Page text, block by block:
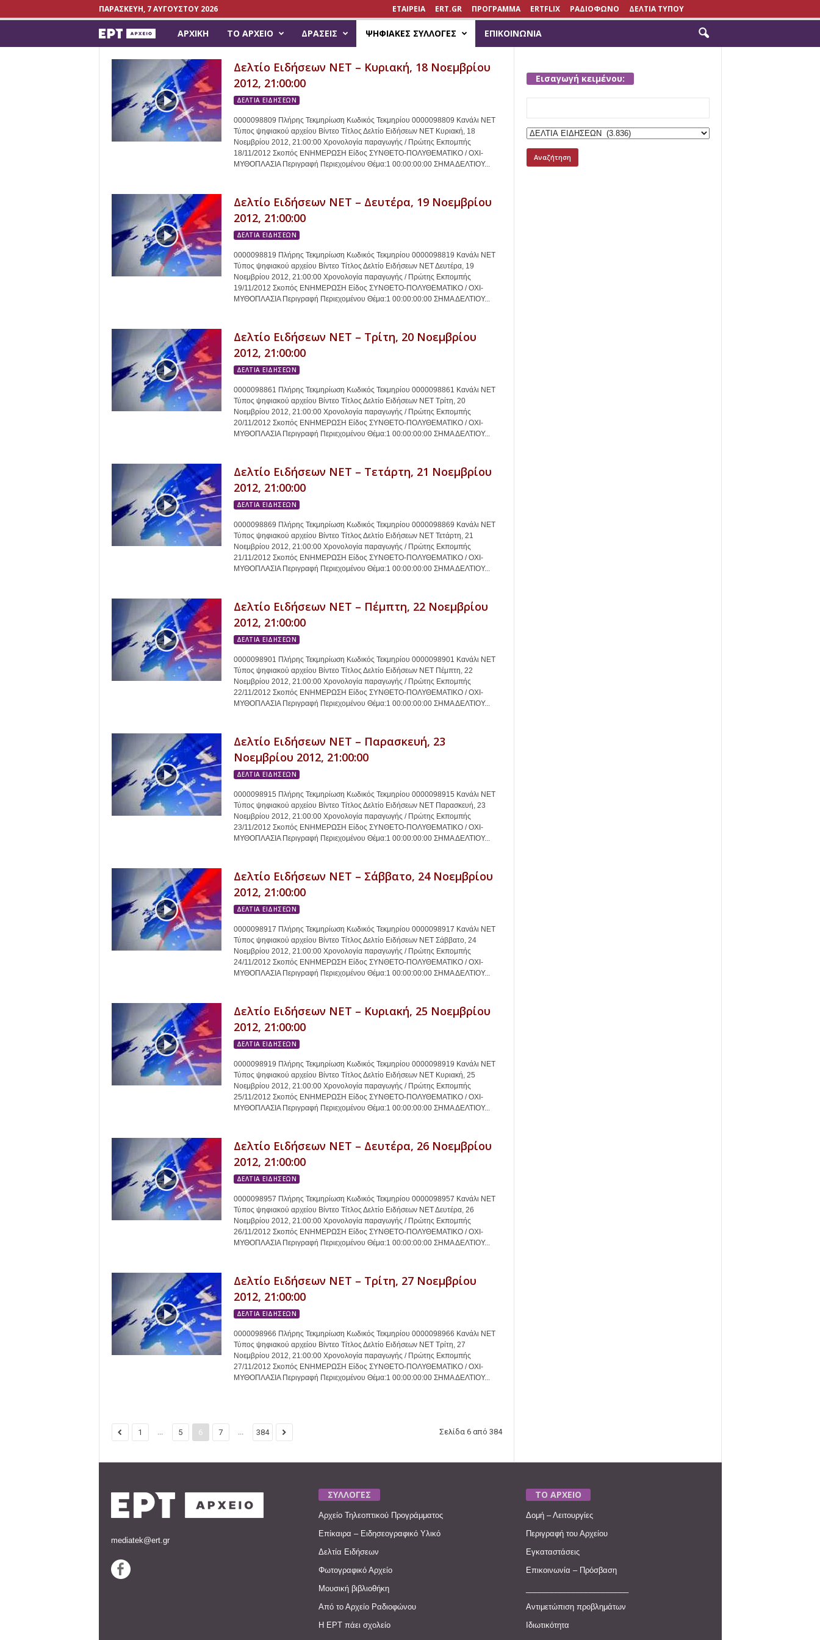
ΠΑΡΑΣΚΕΥΉ, 7 ΑΥΓΟΎΣΤΟΥ 2026 ΕΤΑΙΡΕΙΑ ERT.GR ΠΡΟΓΡΑΜΜΑ ERTFLIX ΡΑΔΙΟΦΩΝΟ ΔΕΛΤΙΑ ΤΥΠΟΥ
r
c
h
i
e
.
e
r
.
g
r
ΑΡΧΙΚΉ ΤΟ ΑΡΧΕΊΟ ΔΡΆΣΕΙΣ ΨΗΦΙΑΚΈΣ ΣΥΛΛΟΓΈΣ ΕΠΙΚΟΙΝΩΝΊΑ
Δελτίο Ειδήσεων ΝΕΤ – Κυριακή, 18 Νοεμβρίου
2012, 21:00:00
ΔΕΛΤΙΑ ΕΙΔΗΣΕΩΝ
0000098809 Πλήρης Τεκμηρίωση Κωδικός Τεκμηρίου 0000098809 Κανάλι ΝΕΤ
Τύπος ψηφιακού αρχείου Βίντεο Τίτλος Δελτίο Ειδήσεων ΝΕΤ Κυριακή, 18
Νοεμβρίου 2012, 21:00:00 Χρονολογία παραγωγής / Πρώτης Εκπομπής
18/11/2012 Σκοπός ΕΝΗΜΕΡΩΣΗ Είδος ΣΥΝΘΕΤΟ-ΠΟΛΥΘΕΜΑΤΙΚΟ / ΟΧΙ-
ΜΥΘΟΠΛΑΣΙΑ Περιγραφή Περιεχομένου Θέμα:1 00:00:00:00 ΣΗΜΑ ΔΕΛΤΙΟΥ...
Δελτίο Ειδήσεων ΝΕΤ – Δευτέρα, 19 Νοεμβρίου
2012, 21:00:00
ΔΕΛΤΙΑ ΕΙΔΗΣΕΩΝ
0000098819 Πλήρης Τεκμηρίωση Κωδικός Τεκμηρίου 0000098819 Κανάλι ΝΕΤ
Τύπος ψηφιακού αρχείου Βίντεο Τίτλος Δελτίο Ειδήσεων ΝΕΤ Δευτέρα, 19
Νοεμβρίου 2012, 21:00:00 Χρονολογία παραγωγής / Πρώτης Εκπομπής
19/11/2012 Σκοπός ΕΝΗΜΕΡΩΣΗ Είδος ΣΥΝΘΕΤΟ-ΠΟΛΥΘΕΜΑΤΙΚΟ / ΟΧΙ-
ΜΥΘΟΠΛΑΣΙΑ Περιγραφή Περιεχομένου Θέμα:1 00:00:00:00 ΣΗΜΑ ΔΕΛΤΙΟΥ...
Δελτίο Ειδήσεων ΝΕΤ – Τρίτη, 20 Νοεμβρίου
2012, 21:00:00
ΔΕΛΤΙΑ ΕΙΔΗΣΕΩΝ
0000098861 Πλήρης Τεκμηρίωση Κωδικός Τεκμηρίου 0000098861 Κανάλι ΝΕΤ
Τύπος ψηφιακού αρχείου Βίντεο Τίτλος Δελτίο Ειδήσεων ΝΕΤ Τρίτη, 20
Νοεμβρίου 2012, 21:00:00 Χρονολογία παραγωγής / Πρώτης Εκπομπής
20/11/2012 Σκοπός ΕΝΗΜΕΡΩΣΗ Είδος ΣΥΝΘΕΤΟ-ΠΟΛΥΘΕΜΑΤΙΚΟ / ΟΧΙ-
ΜΥΘΟΠΛΑΣΙΑ Περιγραφή Περιεχομένου Θέμα:1 00:00:00:00 ΣΗΜΑ ΔΕΛΤΙΟΥ...
Δελτίο Ειδήσεων ΝΕΤ – Τετάρτη, 21 Νοεμβρίου
2012, 21:00:00
ΔΕΛΤΙΑ ΕΙΔΗΣΕΩΝ
0000098869 Πλήρης Τεκμηρίωση Κωδικός Τεκμηρίου 0000098869 Κανάλι ΝΕΤ
Τύπος ψηφιακού αρχείου Βίντεο Τίτλος Δελτίο Ειδήσεων ΝΕΤ Τετάρτη, 21
Νοεμβρίου 2012, 21:00:00 Χρονολογία παραγωγής / Πρώτης Εκπομπής
21/11/2012 Σκοπός ΕΝΗΜΕΡΩΣΗ Είδος ΣΥΝΘΕΤΟ-ΠΟΛΥΘΕΜΑΤΙΚΟ / ΟΧΙ-
ΜΥΘΟΠΛΑΣΙΑ Περιγραφή Περιεχομένου Θέμα:1 00:00:00:00 ΣΗΜΑ ΔΕΛΤΙΟΥ...
Δελτίο Ειδήσεων ΝΕΤ – Πέμπτη, 22 Νοεμβρίου
2012, 21:00:00
ΔΕΛΤΙΑ ΕΙΔΗΣΕΩΝ
0000098901 Πλήρης Τεκμηρίωση Κωδικός Τεκμηρίου 0000098901 Κανάλι ΝΕΤ
Τύπος ψηφιακού αρχείου Βίντεο Τίτλος Δελτίο Ειδήσεων ΝΕΤ Πέμπτη, 22
Νοεμβρίου 2012, 21:00:00 Χρονολογία παραγωγής / Πρώτης Εκπομπής
22/11/2012 Σκοπός ΕΝΗΜΕΡΩΣΗ Είδος ΣΥΝΘΕΤΟ-ΠΟΛΥΘΕΜΑΤΙΚΟ / ΟΧΙ-
ΜΥΘΟΠΛΑΣΙΑ Περιγραφή Περιεχομένου Θέμα:1 00:00:00:00 ΣΗΜΑ ΔΕΛΤΙΟΥ...
Δελτίο Ειδήσεων ΝΕΤ – Παρασκευή, 23
Νοεμβρίου 2012, 21:00:00
ΔΕΛΤΙΑ ΕΙΔΗΣΕΩΝ
0000098915 Πλήρης Τεκμηρίωση Κωδικός Τεκμηρίου 0000098915 Κανάλι ΝΕΤ
Τύπος ψηφιακού αρχείου Βίντεο Τίτλος Δελτίο Ειδήσεων ΝΕΤ Παρασκευή, 23
Νοεμβρίου 2012, 21:00:00 Χρονολογία παραγωγής / Πρώτης Εκπομπής
23/11/2012 Σκοπός ΕΝΗΜΕΡΩΣΗ Είδος ΣΥΝΘΕΤΟ-ΠΟΛΥΘΕΜΑΤΙΚΟ / ΟΧΙ-
ΜΥΘΟΠΛΑΣΙΑ Περιγραφή Περιεχομένου Θέμα:1 00:00:00:00 ΣΗΜΑ ΔΕΛΤΙΟΥ...
Δελτίο Ειδήσεων ΝΕΤ – Σάββατο, 24 Νοεμβρίου
2012, 21:00:00
ΔΕΛΤΙΑ ΕΙΔΗΣΕΩΝ
0000098917 Πλήρης Τεκμηρίωση Κωδικός Τεκμηρίου 0000098917 Κανάλι ΝΕΤ
Τύπος ψηφιακού αρχείου Βίντεο Τίτλος Δελτίο Ειδήσεων ΝΕΤ Σάββατο, 24
Νοεμβρίου 2012, 21:00:00 Χρονολογία παραγωγής / Πρώτης Εκπομπής
24/11/2012 Σκοπός ΕΝΗΜΕΡΩΣΗ Είδος ΣΥΝΘΕΤΟ-ΠΟΛΥΘΕΜΑΤΙΚΟ / ΟΧΙ-
ΜΥΘΟΠΛΑΣΙΑ Περιγραφή Περιεχομένου Θέμα:1 00:00:00:00 ΣΗΜΑ ΔΕΛΤΙΟΥ...
Δελτίο Ειδήσεων ΝΕΤ – Κυριακή, 25 Νοεμβρίου
2012, 21:00:00
ΔΕΛΤΙΑ ΕΙΔΗΣΕΩΝ
0000098919 Πλήρης Τεκμηρίωση Κωδικός Τεκμηρίου 0000098919 Κανάλι ΝΕΤ
Τύπος ψηφιακού αρχείου Βίντεο Τίτλος Δελτίο Ειδήσεων ΝΕΤ Κυριακή, 25
Νοεμβρίου 2012, 21:00:00 Χρονολογία παραγωγής / Πρώτης Εκπομπής
25/11/2012 Σκοπός ΕΝΗΜΕΡΩΣΗ Είδος ΣΥΝΘΕΤΟ-ΠΟΛΥΘΕΜΑΤΙΚΟ / ΟΧΙ-
ΜΥΘΟΠΛΑΣΙΑ Περιγραφή Περιεχομένου Θέμα:1 00:00:00:00 ΣΗΜΑ ΔΕΛΤΙΟΥ...
Δελτίο Ειδήσεων ΝΕΤ – Δευτέρα, 26 Νοεμβρίου
2012, 21:00:00
ΔΕΛΤΙΑ ΕΙΔΗΣΕΩΝ
0000098957 Πλήρης Τεκμηρίωση Κωδικός Τεκμηρίου 0000098957 Κανάλι ΝΕΤ
Τύπος ψηφιακού αρχείου Βίντεο Τίτλος Δελτίο Ειδήσεων ΝΕΤ Δευτέρα, 26
Νοεμβρίου 2012, 21:00:00 Χρονολογία παραγωγής / Πρώτης Εκπομπής
26/11/2012 Σκοπός ΕΝΗΜΕΡΩΣΗ Είδος ΣΥΝΘΕΤΟ-ΠΟΛΥΘΕΜΑΤΙΚΟ / ΟΧΙ-
ΜΥΘΟΠΛΑΣΙΑ Περιγραφή Περιεχομένου Θέμα:1 00:00:00:00 ΣΗΜΑ ΔΕΛΤΙΟΥ...
Δελτίο Ειδήσεων ΝΕΤ – Τρίτη, 27 Νοεμβρίου
2012, 21:00:00
ΔΕΛΤΙΑ ΕΙΔΗΣΕΩΝ
0000098966 Πλήρης Τεκμηρίωση Κωδικός Τεκμηρίου 0000098966 Κανάλι ΝΕΤ
Τύπος ψηφιακού αρχείου Βίντεο Τίτλος Δελτίο Ειδήσεων ΝΕΤ Τρίτη, 27
Νοεμβρίου 2012, 21:00:00 Χρονολογία παραγωγής / Πρώτης Εκπομπής
27/11/2012 Σκοπός ΕΝΗΜΕΡΩΣΗ Είδος ΣΥΝΘΕΤΟ-ΠΟΛΥΘΕΜΑΤΙΚΟ / ΟΧΙ-
ΜΥΘΟΠΛΑΣΙΑ Περιγραφή Περιεχομένου Θέμα:1 00:00:00:00 ΣΗΜΑ ΔΕΛΤΙΟΥ...
1 ... 5 6 7 ... 384 Σελίδα 6 από 384
Εισαγωγή κειμένου:
for:
mediatek@ert.gr
ΣΥΛΛΟΓΕΣ
Αρχείο Τηλεοπτικού Προγράμματος
Επίκαιρα – Ειδησεογραφικό Υλικό
Δελτία Ειδήσεων
Φωτογραφικό Αρχείο
Μουσική βιβλιοθήκη
Από το Αρχείο Ραδιοφώνου
Η ΕΡΤ πάει σχολείο
ΤΟ ΑΡΧΕΙΟ
Δομή – Λειτουργίες
Περιγραφή του Αρχείου
Εγκαταστάσεις
Επικοινωνία – Πρόσβαση
Αντιμετώπιση προβλημάτων
Ιδιωτικότητα